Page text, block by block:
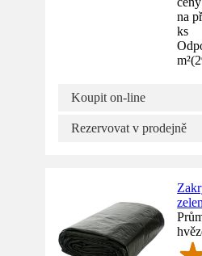
na
ks
m²(
Koupit on-line
Rezervovat v prodejně